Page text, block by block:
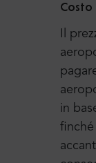
Il
in